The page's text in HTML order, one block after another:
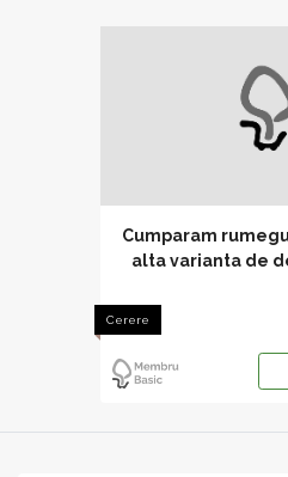
Cumparam
alta varianta de
Cerere